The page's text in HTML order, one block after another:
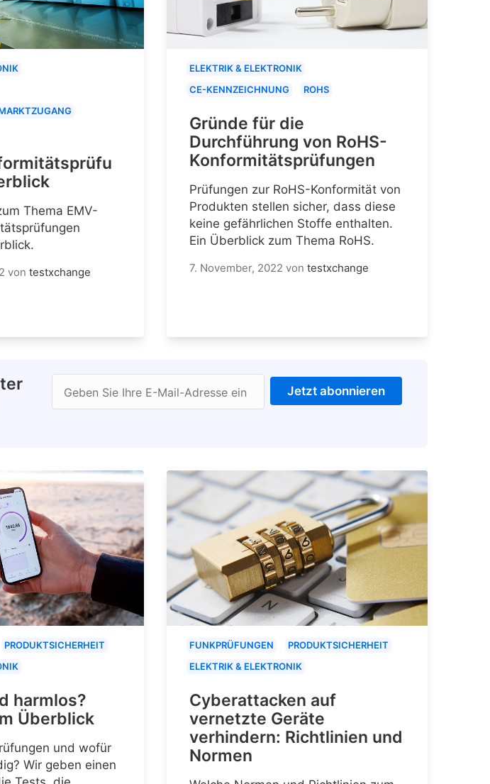
Thema EMV-
von testxchange
ELEKTRIK & ELEKTRONIK
CE-KENNZEICHNUNG
ROHS
Gründe für die
Durchführung von RoHS-
Konformitätsprüfungen
Prüfungen zur RoHS-Konformität von
Produkten stellen sicher, dass diese
keine gefährlichen Stoffe enthalten.
Ein Überblick zum Thema RoHS.
7. November, 2022 von testxchange
Geben Sie Ihre E-Mail-Adresse ein Jetzt abonnieren
PRODUKTSICHERHEIT
harmlos?
Überblick
und wofür
Wir geben einen
FUNKPRÜFUNGEN
PRODUKTSICHERHEIT
ELEKTRIK & ELEKTRONIK
Cyberattacken auf
vernetzte Geräte
verhindern: Richtlinien und
Normen